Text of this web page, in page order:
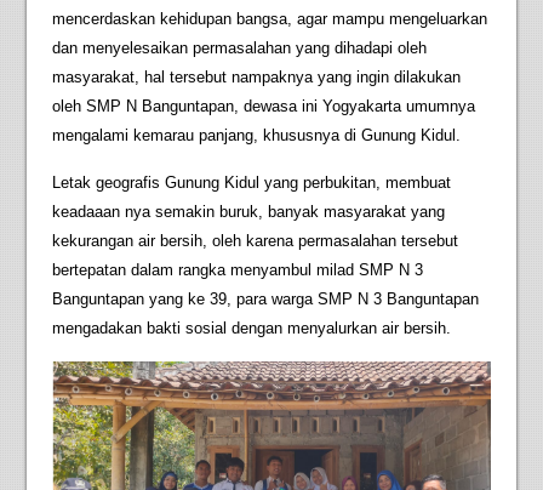
mencerdaskan kehidupan bangsa, agar mampu mengeluarkan
dan menyelesaikan permasalahan yang dihadapi oleh
masyarakat, hal tersebut nampaknya yang ingin dilakukan
oleh SMP N Banguntapan, dewasa ini Yogyakarta umumnya
mengalami kemarau panjang, khususnya di Gunung Kidul.
Letak geografis Gunung Kidul yang perbukitan, membuat
keadaaan nya semakin buruk, banyak masyarakat yang
kekurangan air bersih, oleh karena permasalahan tersebut
bertepatan dalam rangka menyambul milad SMP N 3
Banguntapan yang ke 39, para warga SMP N 3 Banguntapan
mengadakan bakti sosial dengan menyalurkan air bersih.